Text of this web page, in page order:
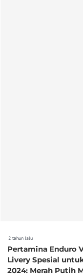
2 tahun lalu
Pertamina Enduro
Livery Spesial
2024: Merah Putih